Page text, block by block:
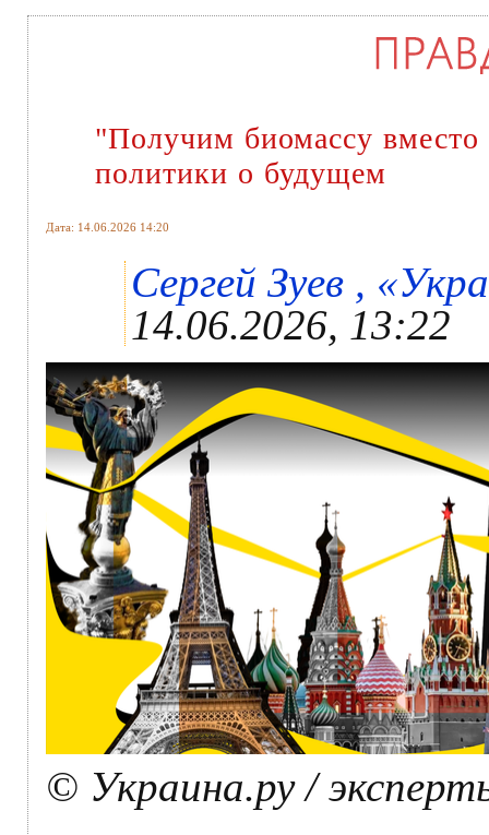
"Получим биомассу вместо
политики о будущем
Дата: 14.06.2026 14:20
Сергей Зуев ,
14.06.2026, 13:22
© Украина.ру /